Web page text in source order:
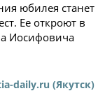
юбилея станет
Ее откроют в
Иосифовича
daily.ru (Якутск)